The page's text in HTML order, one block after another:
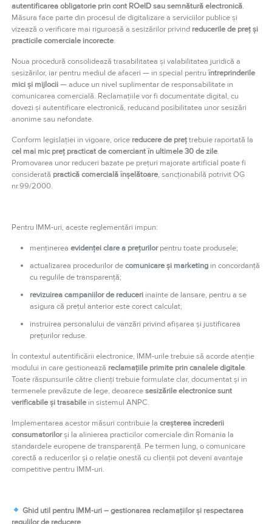
autentificarea obligatorie prin cont ROeID sau semnătură electronică.
Măsura face parte din procesul de digitalizare a serviciilor publice și
vizează o verificare mai riguroasă a sesizărilor privind reducerile de preț și
practicile comerciale incorecte.
Noua procedură consolidează trasabilitatea și valabilitatea juridică a
sesizărilor, iar pentru mediul de afaceri — în special pentruîntreprinderile
mici și mijlocii— aduce un nivel suplimentar de responsabilitate în
comunicarea comercială. Reclamațiile vor fi documentate digital, cu
dovezi și autentificare electronică, reducând posibilitatea unor sesizări
anonime sau nefondate.
Conform legislației în vigoare, orice reducere de prețtrebuie raportată la
cel mai mic preț practicat de comerciant în ultimele 30 de zile.
Promovarea unor reduceri bazate pe prețuri majorate artificial poate fi
considerată practică comercială înșelătoare, sancționabilă potrivit OG
nr.99/2000.
Pentru IMM-uri, aceste reglementări impun:
menținereaevidenței clare a prețurilorpentru toate produsele;
actualizarea procedurilor decomunicare și marketingîn concordanță
cu regulile de transparență;
revizuirea campaniilor de reduceriînainte de lansare, pentru a se
asigura că prețul anterior este corect calculat;
instruirea personalului de vânzări privind afișarea și justificarea
prețurilor reduse.
În contextul autentificării electronice, IMM-urile trebuie să acorde atenție
modului în care gestionează reclamațiile primite prin canalele digitale.
Toate răspunsurile către clienți trebuie formulate clar, documentat și în
termenele prevăzute de lege, deoarecesesizările electronice sunt
verificabile și trasabileîn sistemul ANPC.
Implementarea acestor măsuri contribuie lacreșterea încrederii
consumatorilorși la alinierea practicilor comerciale din România la
standardele europene de transparență. Pe termen lung, o comunicare
corectă a reducerilor și o relație onestă cu clienții pot deveni avantaje
competitive pentru IMM-uri.
Ghid util pentru IMM-uri – gestionarea reclamațiilor și respectarea